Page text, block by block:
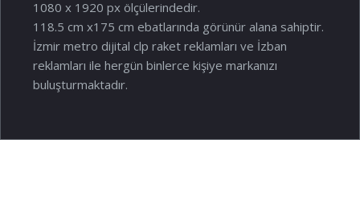
1080 x 1920 px ölçülerindedir.
118.5 cm x175 cm ebatlarında görünür alana sahiptir.
İzmir metro dijital clp raket reklamları ve İzban
reklamları ile hergün binlerce kişiye markanızı
buluşturmaktadır.